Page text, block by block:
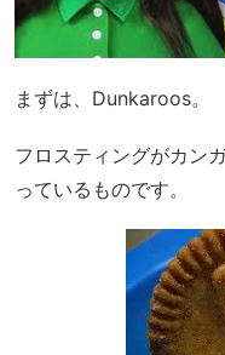
まずは、Dunkaroos。
フロスティングがカン
っているものです。